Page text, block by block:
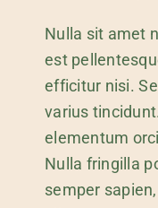
Nulla sit amet
est
efficitur nisi.
varius
elementum
Nulla fringilla
semper